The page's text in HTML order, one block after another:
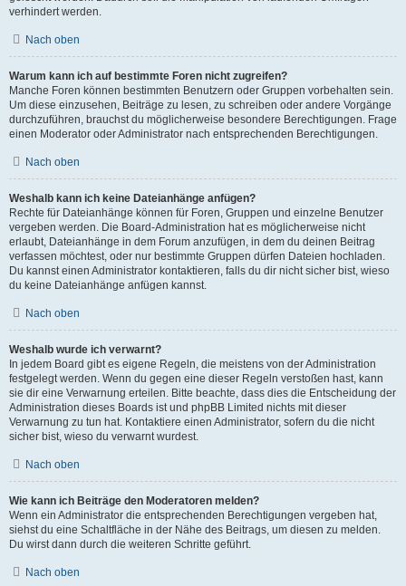
verhindert werden.
Nach oben
Warum kann ich auf bestimmte Foren nicht zugreifen?
Manche Foren können bestimmten Benutzern oder Gruppen vorbehalten sein.
Um diese einzusehen, Beiträge zu lesen, zu schreiben oder andere Vorgänge
durchzuführen, brauchst du möglicherweise besondere Berechtigungen. Frage
einen Moderator oder Administrator nach entsprechenden Berechtigungen.
Nach oben
Weshalb kann ich keine Dateianhänge anfügen?
Rechte für Dateianhänge können für Foren, Gruppen und einzelne Benutzer
vergeben werden. Die Board-Administration hat es möglicherweise nicht
erlaubt, Dateianhänge in dem Forum anzufügen, in dem du deinen Beitrag
verfassen möchtest, oder nur bestimmte Gruppen dürfen Dateien hochladen.
Du kannst einen Administrator kontaktieren, falls du dir nicht sicher bist, wieso
du keine Dateianhänge anfügen kannst.
Nach oben
Weshalb wurde ich verwarnt?
In jedem Board gibt es eigene Regeln, die meistens von der Administration
festgelegt werden. Wenn du gegen eine dieser Regeln verstoßen hast, kann
sie dir eine Verwarnung erteilen. Bitte beachte, dass dies die Entscheidung der
Administration dieses Boards ist und phpBB Limited nichts mit dieser
Verwarnung zu tun hat. Kontaktiere einen Administrator, sofern du die nicht
sicher bist, wieso du verwarnt wurdest.
Nach oben
Wie kann ich Beiträge den Moderatoren melden?
Wenn ein Administrator die entsprechenden Berechtigungen vergeben hat,
siehst du eine Schaltfläche in der Nähe des Beitrags, um diesen zu melden.
Du wirst dann durch die weiteren Schritte geführt.
Nach oben